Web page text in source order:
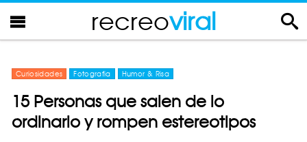
recreoviral
Curiosidades Fotografia Humor & Risa
15 Personas que salen de lo
ordinario y rompen estereotipos